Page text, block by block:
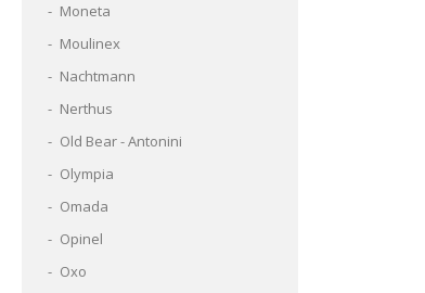
Moneta
Moulinex
Nachtmann
Nerthus
Old Bear - Antonini
Olympia
Omada
Opinel
Oxo